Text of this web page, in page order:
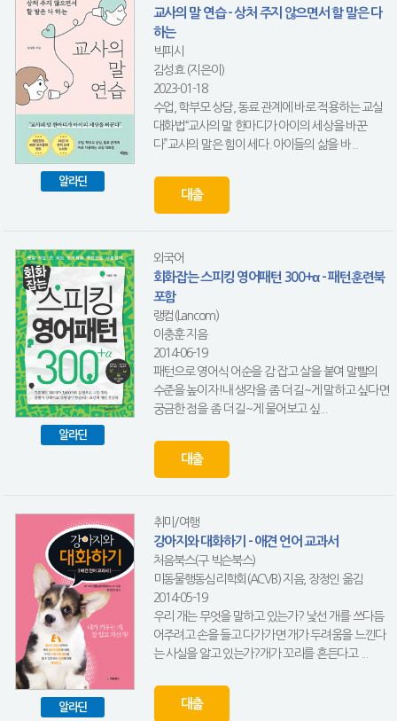
알라딘
교사의 말 연습 - 상처 주지 않으면서 할 말은 다
하는
빅피시
김성효 (지은이)
2023-01-18
수업, 학부모 상담, 동료 관계에 바로 적용하는 교실
대화법“교사의 말 한마디가 아이의 세상을 바꾼
다”교사의 말은 힘이 세다. 아이들의 삶을 바...
대출
알라딘
외국어
회화잡는 스피킹 영어패턴 300+α - 패턴훈련북
포함
랭컴(Lancom)
이충훈 지음
2014-06-19
패턴으로 영어식 어순을 감 잡고 살을 붙여 말빨의
수준을 높이자!내 생각을 좀 더 길~게 말하고 싶다면
궁금한 점을 좀 더 길~게 물어보고 싶...
대출
알라딘
취미/여행
강아지와 대화하기 - 애견 언어 교과서
처음북스(구 빅슨북스)
미동물행동심리학회(ACVB) 지음, 장정인 옮김
2014-05-19
우리 개는 무엇을 말하고 있는가? 낯선 개를 쓰다듬
어주려고 손을 들고 다가가면 개가 두려움을 느낀다
는 사실을 알고 있는가?개가 꼬리를 흔든다고 ...
대출